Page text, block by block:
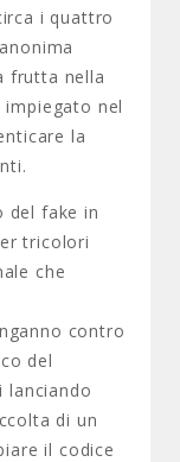
i quattro
frutta nella
nel
la
del fake in
tricolori
che
contro
del
lanciando
di un
il codice